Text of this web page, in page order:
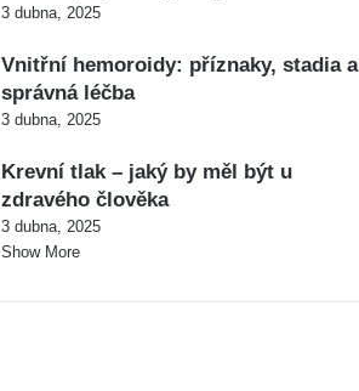
3 dubna, 2025
Vnitřní hemoroidy: příznaky, stadia a
správná léčba
3 dubna, 2025
Krevní tlak – jaký by měl být u
zdravého člověka
3 dubna, 2025
Show More